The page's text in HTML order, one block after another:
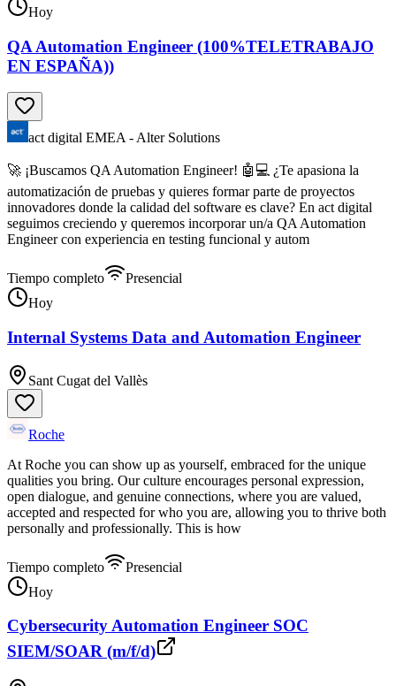
Hoy
QA Automation Engineer (100%TELETRABAJO
EN ESPAÑA))
act digital EMEA - Alter Solutions
🚀 ¡Buscamos QA Automation Engineer! 🤖💻 ¿Te apasiona la
automatización de pruebas y quieres formar parte de proyectos
innovadores donde la calidad del software es clave? En act digital
seguimos creciendo y queremos incorporar un/a QA Automation
Engineer con experiencia en testing funcional y autom
Tiempo completo
Presencial
Hoy
Internal Systems Data and Automation Engineer
Sant Cugat del Vallès
Roche
At Roche you can show up as yourself, embraced for the unique
qualities you bring. Our culture encourages personal expression,
open dialogue, and genuine connections, where you are valued,
accepted and respected for who you are, allowing you to thrive both
personally and professionally. This is how
Tiempo completo
Presencial
Hoy
Cybersecurity Automation Engineer SOC
SIEM/SOAR (m/f/d)